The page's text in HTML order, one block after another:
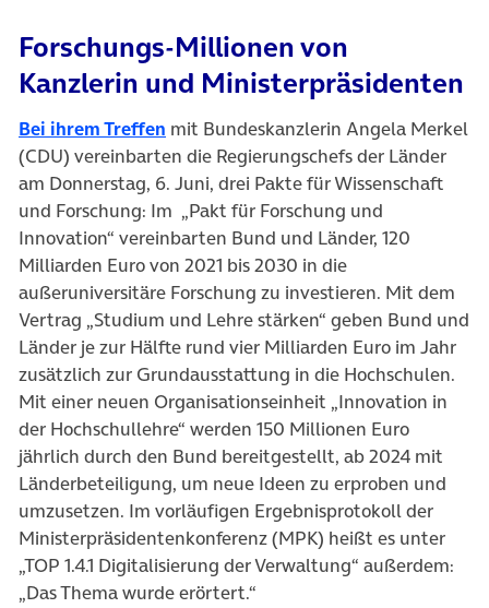
Forschungs-Millionen von
Kanzlerin und Ministerpräsidenten
Bei ihrem Treffen (öffnet in neuem Tab)
mit Bundeskanzlerin Angela Merkel
(CDU) vereinbarten die Regierungschefs der Länder
am Donnerstag, 6. Juni, drei Pakte für Wissenschaft
und Forschung: Im „Pakt für Forschung und
Innovation“ vereinbarten Bund und Länder, 120
Milliarden Euro von 2021 bis 2030 in die
außeruniversitäre Forschung zu investieren. Mit dem
Vertrag „Studium und Lehre stärken“ geben Bund und
Länder je zur Hälfte rund vier Milliarden Euro im Jahr
zusätzlich zur Grundausstattung in die Hochschulen.
Mit einer neuen Organisationseinheit „Innovation in
der Hochschullehre“ werden 150 Millionen Euro
jährlich durch den Bund bereitgestellt, ab 2024 mit
Länderbeteiligung, um neue Ideen zu erproben und
umzusetzen. Im vorläufigen Ergebnisprotokoll der
Ministerpräsidentenkonferenz (MPK) heißt es unter
„TOP 1.4.1 Digitalisierung der Verwaltung“ außerdem:
„Das Thema wurde erörtert.“